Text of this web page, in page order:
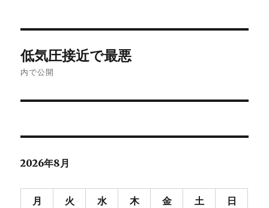
稿
ゲ
ー
シ
低気圧接近で最悪
内で公開
2026年8月
月 火 水 木 金 土 日